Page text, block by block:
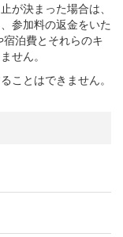
が決まった場合は、
参加料の返金をいた
宿泊費とそれらのキ
せん。
ことはできません。